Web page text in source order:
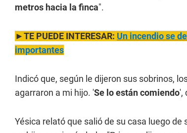
metros hacia la finca".
►TE PUEDE INTERESAR: Un incendio se
importantes
Indicó que, según le dijeron sus sobrinos,
agarraron a mi hijo. 'Se lo están comiendo',
Yésica relató que salió de su casa luego